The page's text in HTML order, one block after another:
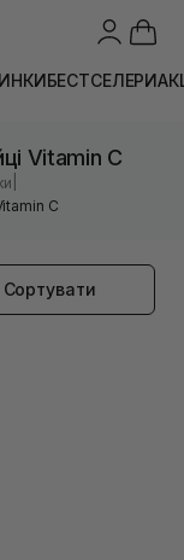
БЕСТСЕЛЕРИ
Vitamin C
C
Сортувати